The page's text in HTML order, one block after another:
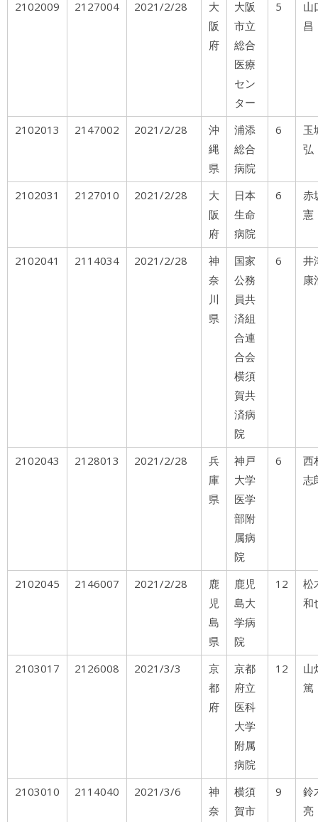
2102009 2127004 2021/2/28
大
阪
府
大阪
市立
総合
医療
セン
ター
5
山
昌
2102013 2147002 2021/2/28
沖
縄
県
浦添
総合
病院
6
玉
弘
2102031 2127010 2021/2/28
大
阪
府
日本
生命
病院
6
憲
2102041 2114034 2021/2/28
神
奈
川
県
国家
公務
員共
済組
合連
合会
横須
賀共
済病
院
6
井
康
2102043 2128013 2021/2/28
兵
庫
県
神戸
大学
医学
部附
属病
院
6
西
志
2102045 2146007 2021/2/28
鹿
児
島
県
鹿児
島大
学病
院
12
松
和
2103017 2126008 2021/3/3
京
都
府
京都
府立
医科
大学
附属
病院
12
山
篤
2103010 2114040 2021/3/6
神
奈
横須
賀市
9
亮